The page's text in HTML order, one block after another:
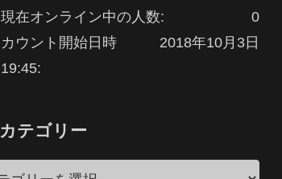
0
現在オンライン中の人数:
2018年10月3日
カウント開始日時
19:45:
カテゴリー